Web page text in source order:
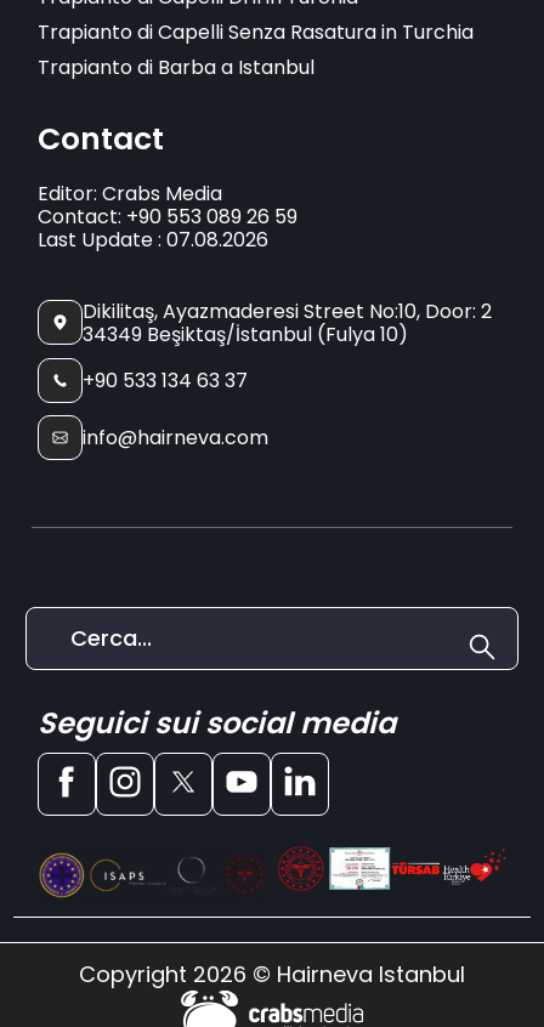
Trapianto di Capelli Senza Rasatura in Turchia
Trapianto di Barba a Istanbul
Contact
Editor: Crabs Media
Contact: +90 553 089 26 59
Last Update : 07.08.2026
Dikilitaş, Ayazmaderesi Street No:10, Door: 2
34349 Beşiktaş/İstanbul (Fulya 10)
+90 533 134 63 37
info@hairneva.com
Seguici sui social media
Copyright 2026 © Hairneva Istanbul